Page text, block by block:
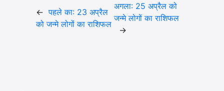
← पहले का: 23 अप्रैल
को जन्मे लोगों का राशिफल
अगला: 25 अप्रैल को
जन्मे लोगों का राशिफल
→